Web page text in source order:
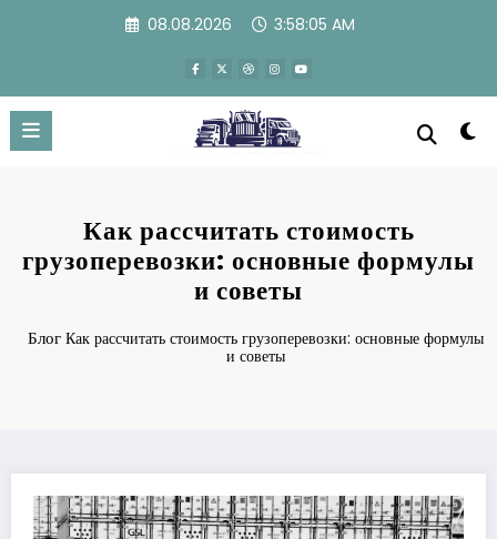
08.08.2026 3:58:05 AM
Как рассчитать стоимость
грузоперевозки: основные формулы
и советы
Блог Как рассчитать стоимость грузоперевозки: основные формулы
и советы